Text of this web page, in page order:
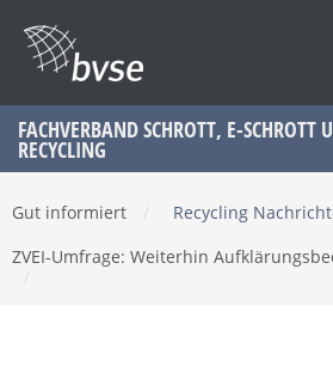
FACHVERBAND SCHROTT, E-SCHROTT
RECYCLING
Gut informiert Recycling
ZVEI-Umfrage: Weiterhin